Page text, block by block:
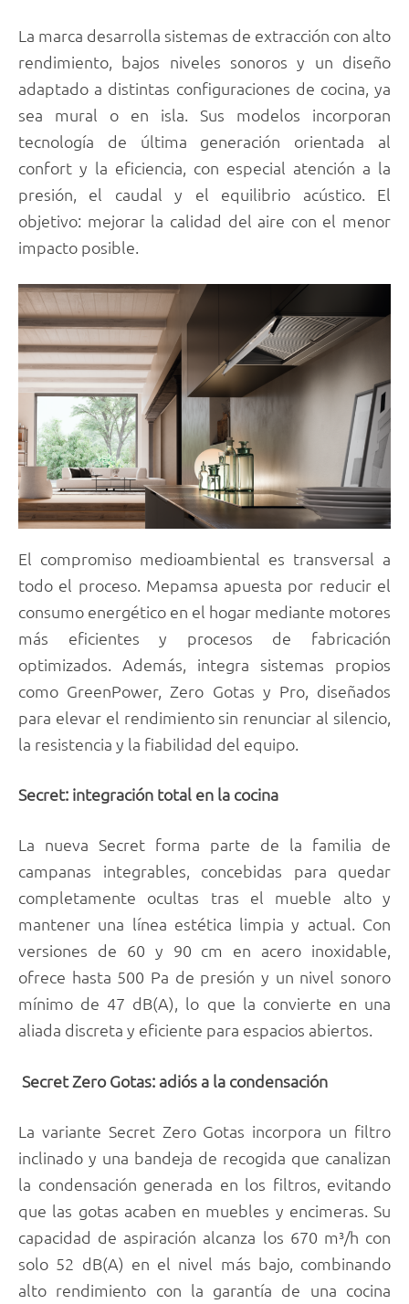
La marca desarrolla sistemas de extracción con alto
rendimiento, bajos niveles sonoros y un diseño
adaptado a distintas configuraciones de cocina, ya
sea mural o en isla. Sus modelos incorporan
tecnología de última generación orientada al
confort y la eficiencia, con especial atención a la
presión, el caudal y el equilibrio acústico. El
objetivo: mejorar la calidad del aire con el menor
impacto posible.
El compromiso medioambiental es transversal a
todo el proceso. Mepamsa apuesta por reducir el
consumo energético en el hogar mediante motores
más eficientes y procesos de fabricación
optimizados. Además, integra sistemas propios
como GreenPower, Zero Gotas y Pro, diseñados
para elevar el rendimiento sin renunciar al silencio,
la resistencia y la fiabilidad del equipo.
Secret: integración total en la cocina
La nueva Secret forma parte de la familia de
campanas integrables, concebidas para quedar
completamente ocultas tras el mueble alto y
mantener una línea estética limpia y actual. Con
versiones de 60 y 90 cm en acero inoxidable,
ofrece hasta 500 Pa de presión y un nivel sonoro
mínimo de 47 dB(A), lo que la convierte en una
aliada discreta y eficiente para espacios abiertos.
Secret Zero Gotas: adiós a la condensación
La variante Secret Zero Gotas incorpora un filtro
inclinado y una bandeja de recogida que canalizan
la condensación generada en los filtros, evitando
que las gotas acaben en muebles y encimeras. Su
capacidad de aspiración alcanza los 670 m³/h con
solo 52 dB(A) en el nivel más bajo, combinando
alto rendimiento con la garantía de una cocina